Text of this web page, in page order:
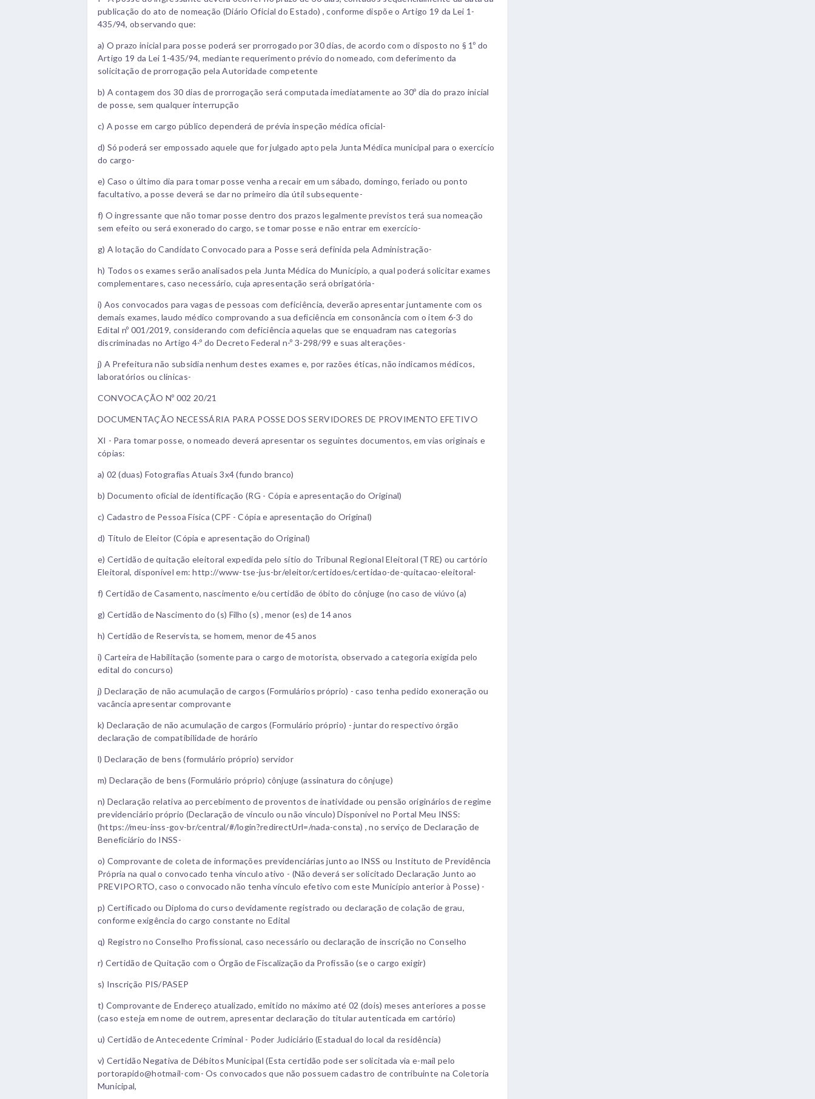
publicação do ato de nomeação (Diário Oficial do Estado) , conforme dispõe o Artigo 19 da Lei 1-
435/94, observando que:
a) O prazo inicial para posse poderá ser prorrogado por 30 dias, de acordo com o disposto no § 1º do
Artigo 19 da Lei 1-435/94, mediante requerimento prévio do nomeado, com deferimento da
solicitação de prorrogação pela Autoridade competente
b) A contagem dos 30 dias de prorrogação será computada imediatamente ao 30º dia do prazo inicial
de posse, sem qualquer interrupção
c) A posse em cargo público dependerá de prévia inspeção médica oficial-
d) Só poderá ser empossado aquele que for julgado apto pela Junta Médica municipal para o exercício
do cargo-
e) Caso o último dia para tomar posse venha a recair em um sábado, domingo, feriado ou ponto
facultativo, a posse deverá se dar no primeiro dia útil subsequente-
f) O ingressante que não tomar posse dentro dos prazos legalmente previstos terá sua nomeação
sem efeito ou será exonerado do cargo, se tomar posse e não entrar em exercício-
g) A lotação do Candidato Convocado para a Posse será definida pela Administração-
h) Todos os exames serão analisados pela Junta Médica do Município, a qual poderá solicitar exames
complementares, caso necessário, cuja apresentação será obrigatória-
i) Aos convocados para vagas de pessoas com deficiência, deverão apresentar juntamente com os
demais exames, laudo médico comprovando a sua deficiência em consonância com o item 6-3 do
Edital nº 001/2019, considerando com deficiência aquelas que se enquadram nas categorias
discriminadas no Artigo 4-º do Decreto Federal n-º 3-298/99 e suas alterações-
j) A Prefeitura não subsidia nenhum destes exames e, por razões éticas, não indicamos médicos,
laboratórios ou clínicas-
CONVOCAÇÃO Nº 002 20/21
DOCUMENTAÇÃO NECESSÁRIA PARA POSSE DOS SERVIDORES DE PROVIMENTO EFETIVO
XI - Para tomar posse, o nomeado deverá apresentar os seguintes documentos, em vias originais e
cópias:
a) 02 (duas) Fotografias Atuais 3x4 (fundo branco)
b) Documento oficial de identificação (RG - Cópia e apresentação do Original)
c) Cadastro de Pessoa Física (CPF - Cópia e apresentação do Original)
d) Título de Eleitor (Cópia e apresentação do Original)
e) Certidão de quitação eleitoral expedida pelo sítio do Tribunal Regional Eleitoral (TRE) ou cartório
Eleitoral, disponível em: http://www-tse-jus-br/eleitor/certidoes/certidao-de-quitacao-eleitoral-
f) Certidão de Casamento, nascimento e/ou certidão de óbito do cônjuge (no caso de viúvo (a)
g) Certidão de Nascimento do (s) Filho (s) , menor (es) de 14 anos
h) Certidão de Reservista, se homem, menor de 45 anos
i) Carteira de Habilitação (somente para o cargo de motorista, observado a categoria exigida pelo
edital do concurso)
j) Declaração de não acumulação de cargos (Formulários próprio) - caso tenha pedido exoneração ou
vacância apresentar comprovante
k) Declaração de não acumulação de cargos (Formulário próprio) - juntar do respectivo órgão
declaração de compatibilidade de horário
l) Declaração de bens (formulário próprio) servidor
m) Declaração de bens (Formulário próprio) cônjuge (assinatura do cônjuge)
n) Declaração relativa ao percebimento de proventos de inatividade ou pensão originários de regime
previdenciário próprio (Declaração de vínculo ou não vínculo) Disponível no Portal Meu INSS:
(https://meu-inss-gov-br/central/#/login?redirectUrl=/nada-consta) , no serviço de Declaração de
Beneficiário do INSS-
o) Comprovante de coleta de informações previdenciárias junto ao INSS ou Instituto de Previdência
Própria na qual o convocado tenha vínculo ativo - (Não deverá ser solicitado Declaração Junto ao
PREVIPORTO, caso o convocado não tenha vínculo efetivo com este Município anterior à Posse) -
p) Certificado ou Diploma do curso devidamente registrado ou declaração de colação de grau,
conforme exigência do cargo constante no Edital
q) Registro no Conselho Profissional, caso necessário ou declaração de inscrição no Conselho
r) Certidão de Quitação com o Órgão de Fiscalização da Profissão (se o cargo exigir)
s) Inscrição PIS/PASEP
t) Comprovante de Endereço atualizado, emitido no máximo até 02 (dois) meses anteriores a posse
(caso esteja em nome de outrem, apresentar declaração do titular autenticada em cartório)
u) Certidão de Antecedente Criminal - Poder Judiciário (Estadual do local da residência)
v) Certidão Negativa de Débitos Municipal (Esta certidão pode ser solicitada via e-mail pelo
portorapido@hotmail-com- Os convocados que não possuem cadastro de contribuinte na Coletoria
Municipal,